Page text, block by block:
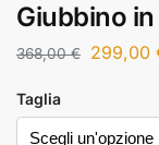
Giubbino
368,00€ 299,00
Taglia